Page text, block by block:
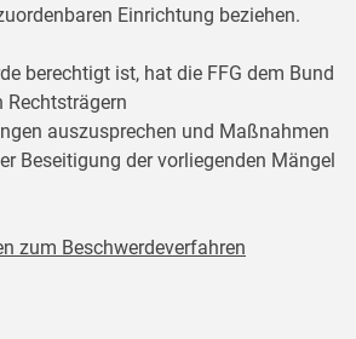
Einrichtung beziehen.
berechtigt ist, hat die FFG dem Bund
Rechtsträgern
auszusprechen und Maßnahmen
Beseitigung der vorliegenden Mängel
zum Beschwerdeverfahren